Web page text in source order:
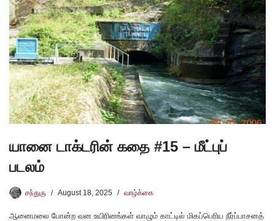
யானை டாக்டரின் கதை #15 – மீட்புப்
படலம்
சந்துரு August 18, 2025 வாழ்க்கை
ஆனைமலை போன்ற வன உயிரினங்கள் வாழும் காட்டில் மிகப்பெரிய நீர்ப்பாசனத்